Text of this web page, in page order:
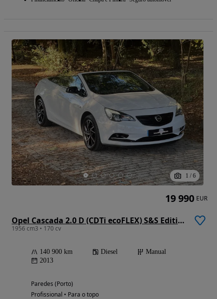
1 / 6
Opel Cascada 2.0 D (CDTi ecoFLEX) S&S Edition
1956 cm3 • 170 cv
140 900 km Diesel
Manual
2013
Paredes (Porto)
Profissional • Para o topo
19 990 EUR